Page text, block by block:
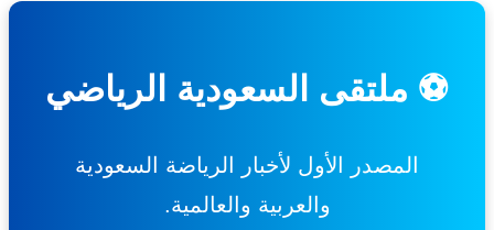
⚽ ملتقى السعودية الرياضي
المصدر الأول لأخبار الرياضة السعودية
والعربية والعالمية.